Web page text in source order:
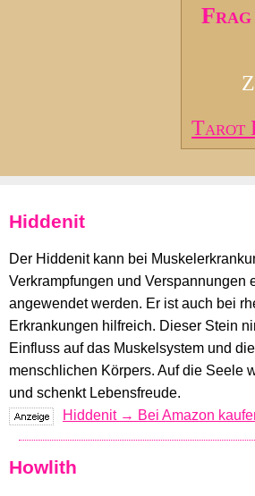
Frag
Tarot
Hiddenit
Der Hiddenit kann bei
Verkrampfungen und Verspannungen
angewendet werden. Er ist auch bei
Erkrankungen hilfreich. Dieser Stein
Einfluss auf das Muskelsystem und
menschlichen Körpers. Auf die Seele
und schenkt Lebensfreude.
Hiddenit → Bei Amazon
Howlith